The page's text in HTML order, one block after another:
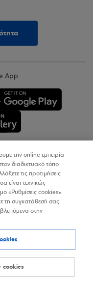
App
Τόπο
την online εμπειρία
διαδικτυακό τόπο
τις προτιμήσεις
είναι τεχνικώς
«Ρυθμίσεις cookies».
τη συγκατάθεσή σας
στην